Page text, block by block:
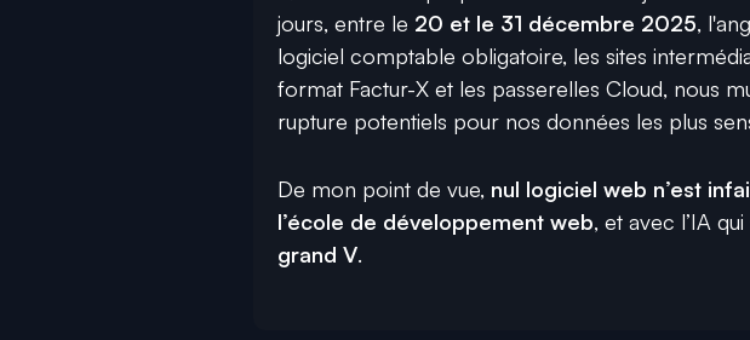
jours, entre le 20 et le 31 décembre 2025,
logiciel comptable obligatoire, les sites
format Factur-X et les passerelles Cloud, nous
rupture potentiels pour nos données les plus
De mon point de vue, nul logiciel web n’est
l’école de développement web, et avec l’IA
grand V.